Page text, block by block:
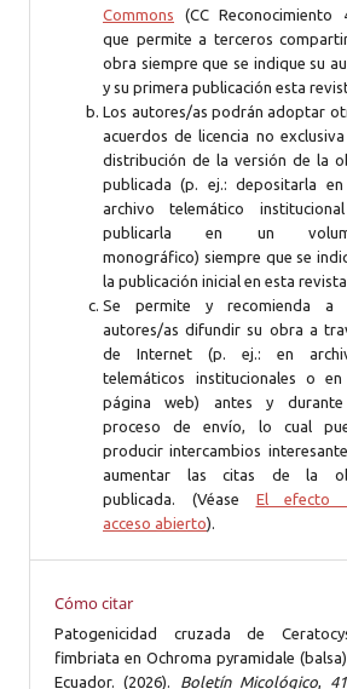
Commons (CC Reconocimiento
que permite a terceros
obra siempre que se indique su
y su primera publicación esta
Los autores/as podrán adoptar
acuerdos de licencia no
distribución de la versión de la
publicada (p. ej.: depositarla
archivo telemático
publicarla en un
monográfico) siempre que se
la publicación inicial en esta
Se permite y recomienda a
autores/as difundir su obra a
de Internet (p. ej.: en
telemáticos institucionales o
página web) antes y
proceso de envío, lo cual
producir intercambios
aumentar las citas de la
publicada. (Véase El efecto
acceso abierto).
Cómo citar
Patogenicidad cruzada de
fimbriata en Ochroma pyramidale
Ecuador. (2026).
Boletín Micológico, 41